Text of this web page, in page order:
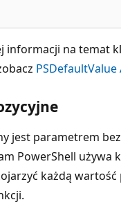
informacji na temat
jest parametrem
PowerShell używa
każdą